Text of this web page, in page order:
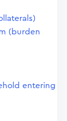
(burden
entering